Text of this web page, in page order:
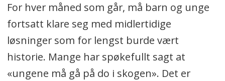
For hver måned som går, må barn og unge
fortsatt klare seg med midlertidige
løsninger som for lengst burde vært
historie. Mange har spøkefullt sagt at
«ungene må gå på do i skogen». Det er